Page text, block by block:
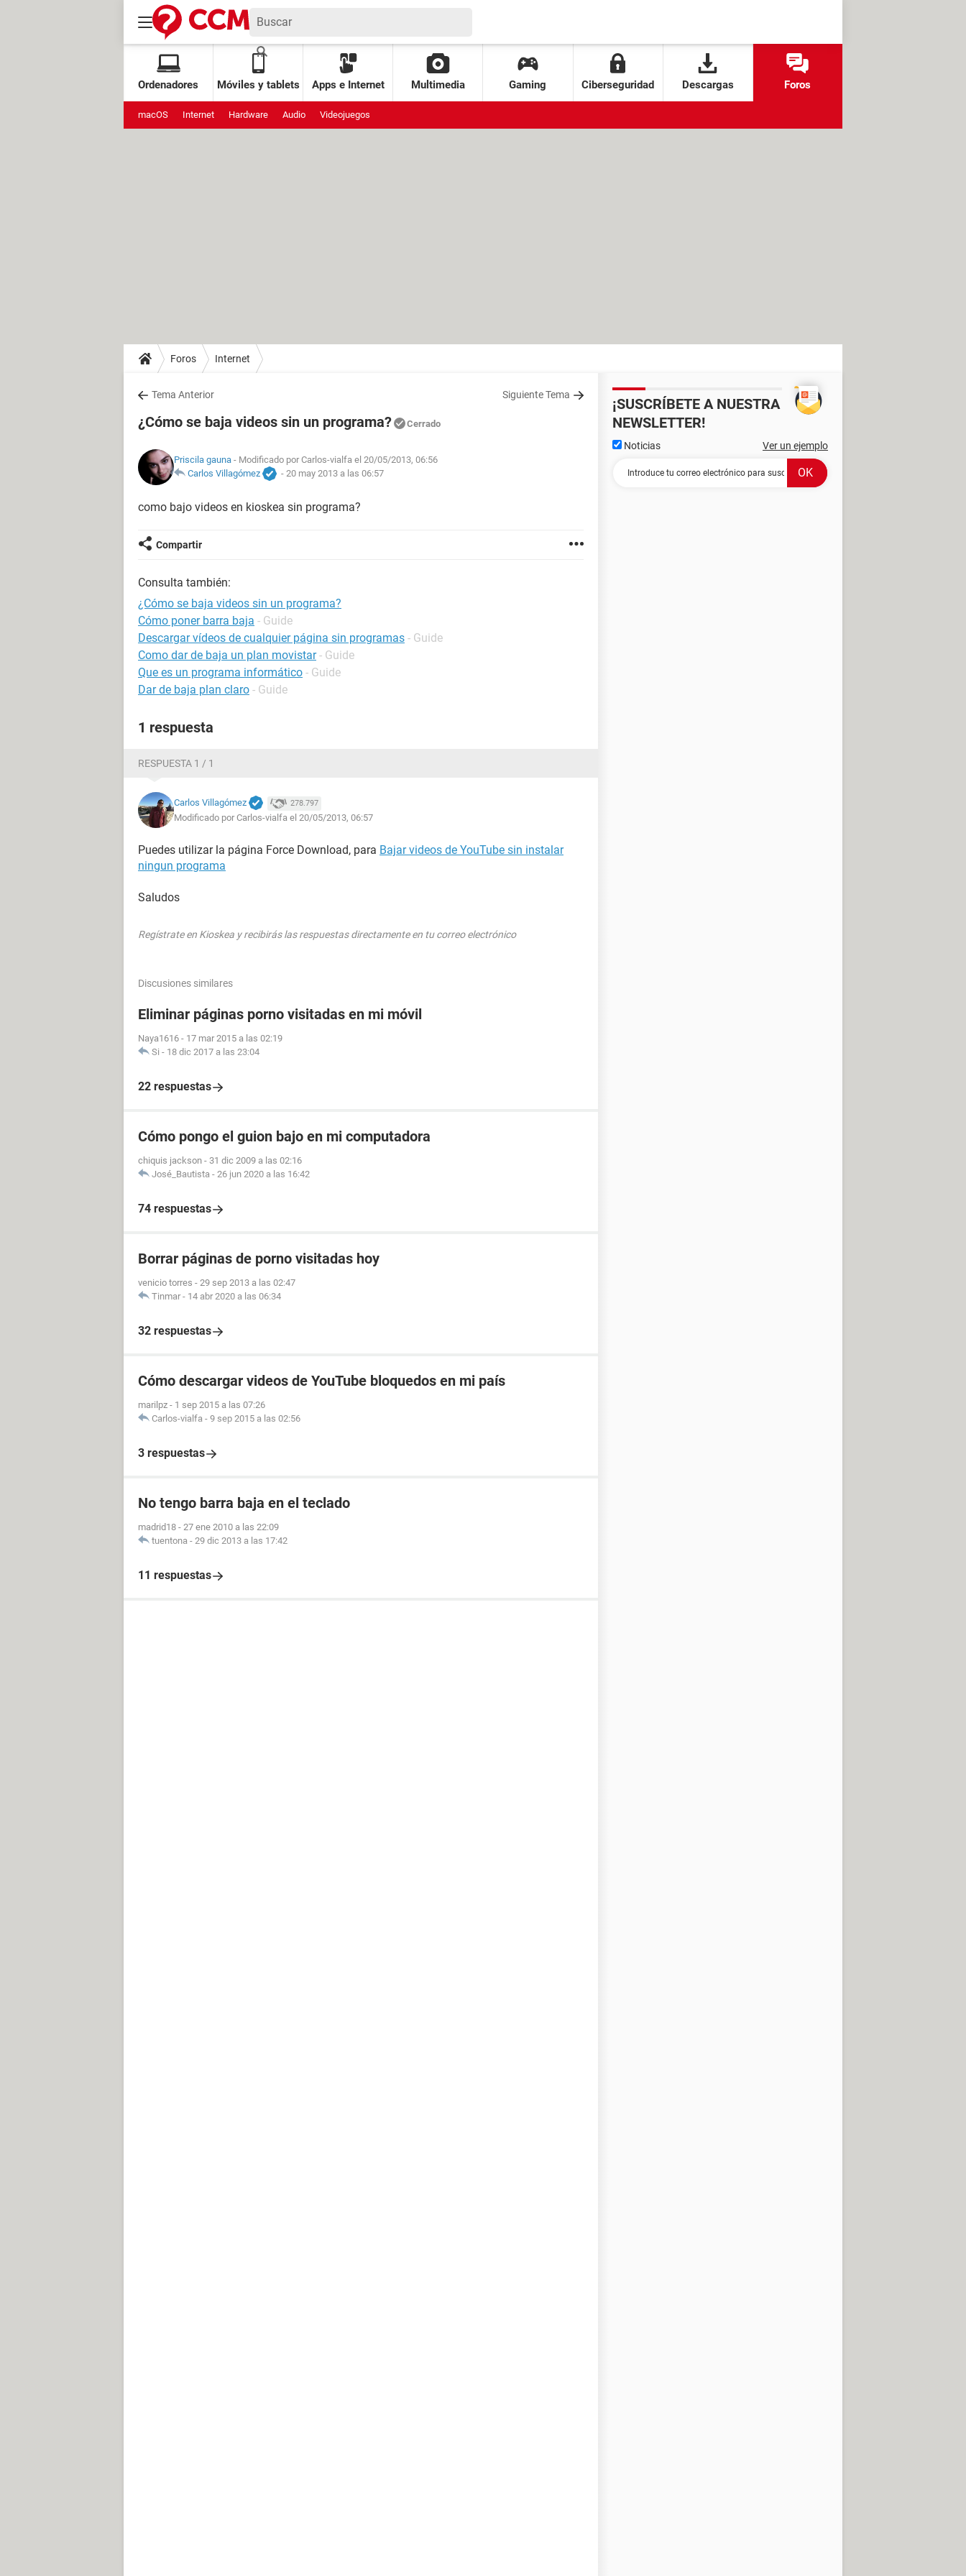
Ordenadores Móviles y tablets Apps e Internet Multimedia Gaming Ciberseguridad Descargas Foros
macOS Internet Hardware Audio Videojuegos
Foros Internet
Tema Anterior Siguiente Tema
¿Cómo se baja videos sin un programa? Cerrado
Priscila gauna - Modificado por Carlos-vialfa el 20/05/2013, 06:56
Carlos Villagómez
- 20 may 2013 a las 06:57
como bajo videos en kioskea sin programa?
Compartir
Consulta también:
¿Cómo se baja videos sin un programa?
Cómo poner barra baja - Guide
Descargar vídeos de cualquier página sin programas - Guide
Como dar de baja un plan movistar - Guide
Que es un programa informático - Guide
Dar de baja plan claro - Guide
1 respuesta
RESPUESTA 1 / 1
Carlos Villagómez 278.797
Modificado por Carlos-vialfa el 20/05/2013, 06:57
Puedes utilizar la página Force Download, para Bajar videos de YouTube sin instalar
ningun programa
Saludos
Regístrate en Kioskea y recibirás las respuestas directamente en tu correo electrónico
Discusiones similares
Eliminar páginas porno visitadas en mi móvil
Naya1616 - 17 mar 2015 a las 02:19
Si - 18 dic 2017 a las 23:04
22 respuestas
Cómo pongo el guion bajo en mi computadora
chiquis jackson - 31 dic 2009 a las 02:16
José_Bautista - 26 jun 2020 a las 16:42
74 respuestas
Borrar páginas de porno visitadas hoy
venicio torres - 29 sep 2013 a las 02:47
Tinmar - 14 abr 2020 a las 06:34
32 respuestas
Cómo descargar videos de YouTube bloquedos en mi país
marilpz - 1 sep 2015 a las 07:26
Carlos-vialfa - 9 sep 2015 a las 02:56
3 respuestas
No tengo barra baja en el teclado
madrid18 - 27 ene 2010 a las 22:09
tuentona - 29 dic 2013 a las 17:42
11 respuestas
¡SUSCRÍBETE A NUESTRA
NEWSLETTER!
Noticias Ver un ejemplo